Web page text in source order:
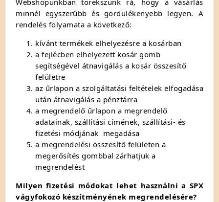
minnél egyszerűbb és gördülékenyebb legyen. A
rendelés folyamata a következő:
kívánt termékek elhelyezésre a kosárban
a fejlécben elhelyezett kosár gomb
segítségével átnavigálás a kosár összesítő
felületre
az űrlapon a szolgáltatási feltételek elfogadása
után átnavigálás a pénztárra
a megrendelő űrlapon a megrendelő
adatainak, szállítási címének, szállítási- és
fizetési módjának megadása
a megrendelési összesítő felületen a
megerősítés gombbal zárhatjuk a
megrendelést
Milyen fizetési módokat lehet használni a SPX
vágyfokozó készítményének megrendelésére?